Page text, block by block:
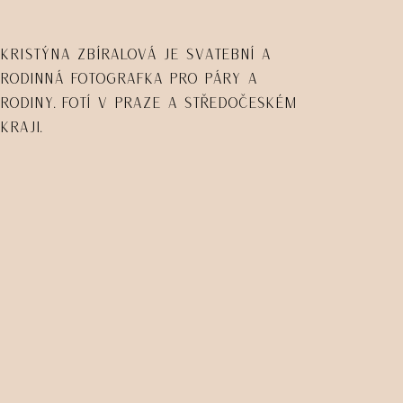
Kristýna Zbíralová je svatební a
rodinná fotografka pro páry a
rodiny. Fotí v Praze a Středočeském
kraji.